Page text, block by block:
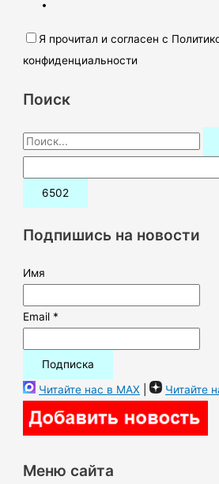
Я прочитал и согласен с
конфиденциальности
Поиск
П
о
и
:Подпишись на новости
Имя
Email *
Читайте нас в MAX | Читайте
Меню сайта